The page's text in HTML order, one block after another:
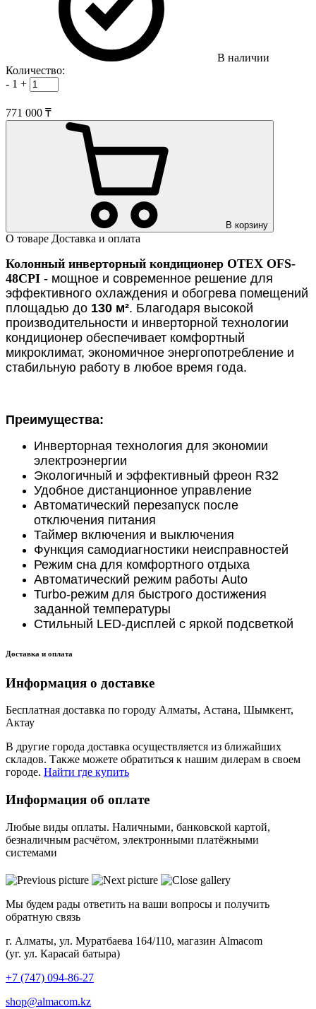
В наличии
Количество:
- 1 +
771 000 ₸
В корзину
О товаре Доставка и оплата
Колонный инверторный кондиционер OTEX OFS-
48CPI - мощное и современное решение для
эффективного охлаждения и обогрева помещений
площадью до 130 м². Благодаря высокой
производительности и инверторной технологии
кондиционер обеспечивает комфортный
микроклимат, экономичное энергопотребление и
стабильную работу в любое время года.
Преимущества:
Инверторная технология для экономии
электроэнергии
Экологичный и эффективный фреон R32
Удобное дистанционное управление
Автоматический перезапуск после
отключения питания
Таймер включения и выключения
Функция самодиагностики неисправностей
Режим сна для комфортного отдыха
Автоматический режим работы Auto
Turbo-режим для быстрого достижения
заданной температуры
Стильный LED-дисплей с яркой подсветкой
Доставка и оплата
Информация о доставке
Бесплатная доставка по городу Алматы, Астана, Шымкент,
Актау
В другие города доставка осуществляется из ближайших
складов. Также можете обратиться к нашим дилерам в своем
городе. Найти где купить
Информация об оплате
Любые виды оплаты. Наличными, банковской картой,
безналичным расчётом, электронными платёжными
системами
Мы будем рады ответить на ваши вопросы и получить
обратную связь
г. Алматы, ул. Муратбаева 164/110, магазин Almacom
(уг. ул. Карасай батыра)
+7 (747) 094-86-27
shop@almacom.kz